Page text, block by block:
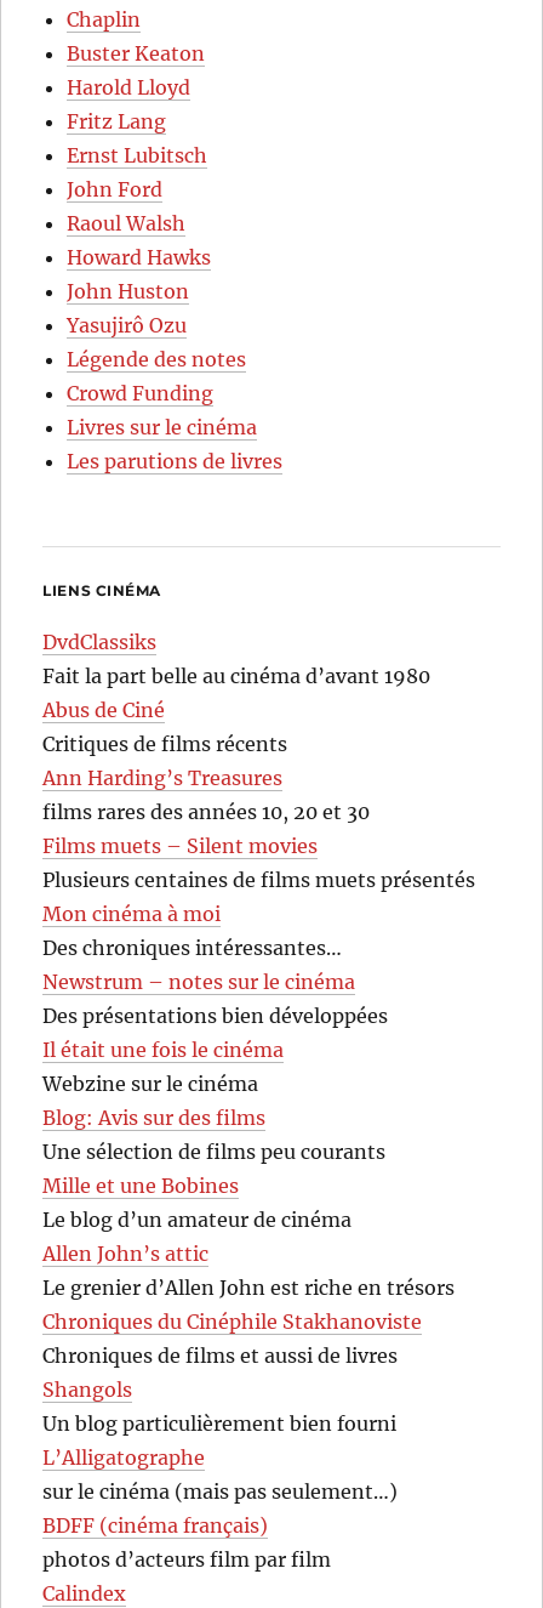
Chaplin
Buster Keaton
Harold Lloyd
Fritz Lang
Ernst Lubitsch
John Ford
Raoul Walsh
Howard Hawks
John Huston
Yasujirô Ozu
Légende des notes
Crowd Funding
Livres sur le cinéma
Les parutions de livres
LIENS CINÉMA
DvdClassiks
Fait la part belle au cinéma d’avant 1980
Abus de Ciné
Critiques de films récents
Ann Harding’s Treasures
films rares des années 10, 20 et 30
Films muets – Silent movies
Plusieurs centaines de films muets présentés
Mon cinéma à moi
Des chroniques intéressantes…
Newstrum – notes sur le cinéma
Des présentations bien développées
Il était une fois le cinéma
Webzine sur le cinéma
Blog: Avis sur des films
Une sélection de films peu courants
Mille et une Bobines
Le blog d’un amateur de cinéma
Allen John’s attic
Le grenier d’Allen John est riche en trésors
Chroniques du Cinéphile Stakhanoviste
Chroniques de films et aussi de livres
Shangols
Un blog particulièrement bien fourni
L’Alligatographe
sur le cinéma (mais pas seulement…)
BDFF (cinéma français)
photos d’acteurs film par film
Calindex